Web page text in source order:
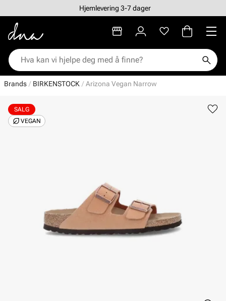
Hjemlevering 3-7 dager
Brands BIRKENSTOCK Arizona Vegan Narrow
SALG
VEGAN